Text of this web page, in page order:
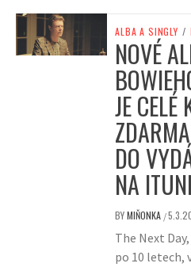
ALBA A SINGLY /
NOVÉ
JE CELÉ
DO
NA
BYMIŇONKA /
The Next
po 10 letech,